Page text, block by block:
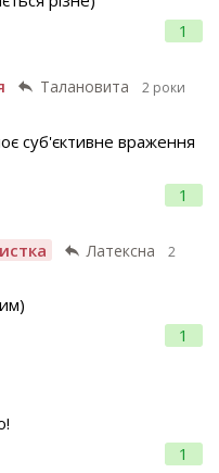
1
Талановита
2 роки
1
суб'єктивне враження
Латексна
2
1
1